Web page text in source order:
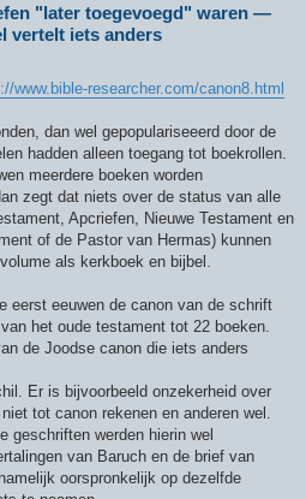
"later toegevoegd" waren —
vertelt iets anders
www.bible-researcher.com/canon8.html
dan wel gepopulariseeerd door de
hadden alleen toegang tot boekrollen.
meerdere boeken worden
zegt dat niets over de status van alle
Apcriefen, Nieuwe Testament en
of de Pastor van Hermas) kunnen
als kerkboek en bijbel.
eerst eeuwen de canon van de schrift
het oude testament tot 22 boeken.
de Joodse canon die iets anders
Er is bijvoorbeeld onzekerheid over
tot canon rekenen en anderen wel.
geschriften werden hierin wel
van Baruch en de brief van
oorspronkelijk op dezelfde